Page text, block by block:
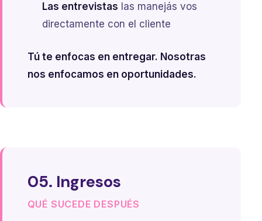
Las entrevistas las manejás vos
directamente con el cliente
Tú te enfocas en entregar. Nosotras
nos enfocamos en oportunidades.
05. Ingresos
QUÉ SUCEDE DESPUÉS